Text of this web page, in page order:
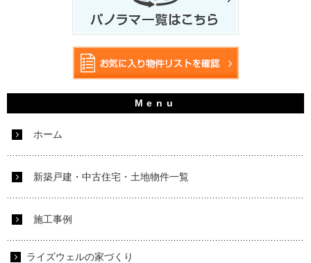
ホーム
新築戸建・中古住宅・土地物件一覧
施工事例
ライズウェルの家づくり